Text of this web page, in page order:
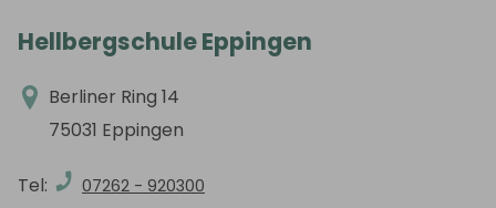
Hellbergschule Eppingen
Berliner Ring 14
75031 Eppingen
Tel: 07262 - 920300